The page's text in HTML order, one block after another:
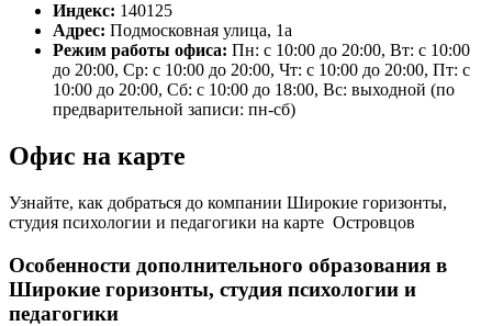
Индекс: 140125
Адрес: Подмосковная улица, 1а
Режим работы офиса: Пн: с 10:00 до 20:00, Вт: с 10:00
до 20:00, Ср: с 10:00 до 20:00, Чт: с 10:00 до 20:00, Пт: с
10:00 до 20:00, Сб: с 10:00 до 18:00, Вс: выходной (по
предварительной записи: пн-сб)
Офис на карте
Узнайте, как добраться до компании Широкие горизонты,
студия психологии и педагогики на карте Островцов
Особенности дополнительного образования в
Широкие горизонты, студия психологии и
педагогики